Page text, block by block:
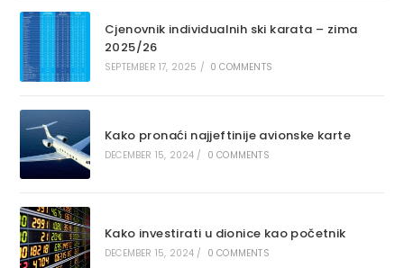
Cjenovnik individualnih ski karata – zima
2025/26
SEPTEMBER 17, 2025 / 0 COMMENTS
Kako pronaći najjeftinije avionske karte
DECEMBER 15, 2024 / 0 COMMENTS
Kako investirati u dionice kao početnik
DECEMBER 15, 2024 / 0 COMMENTS